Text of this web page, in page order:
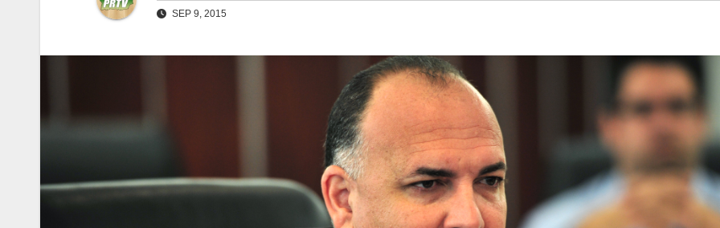
SEP 9, 2015